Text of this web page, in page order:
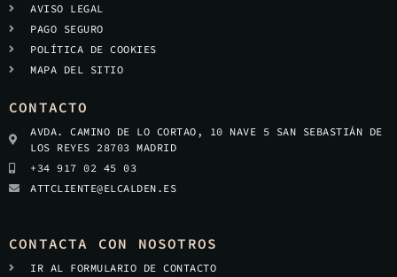
AVISO LEGAL
PAGO SEGURO
POLÍTICA DE COOKIES
MAPA DEL SITIO
CONTACTO
AVDA. CAMINO DE LO CORTAO, 10 NAVE 5 SAN SEBASTIÁN DE
LOS REYES 28703 MADRID
+34 917 02 45 03
ATTCLIENTE@ELCALDEN.ES
CONTACTA CON NOSOTROS
IR AL FORMULARIO DE CONTACTO